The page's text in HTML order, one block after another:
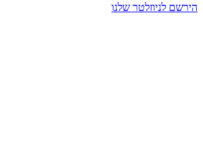
הירשם לניוזלטר שלנו